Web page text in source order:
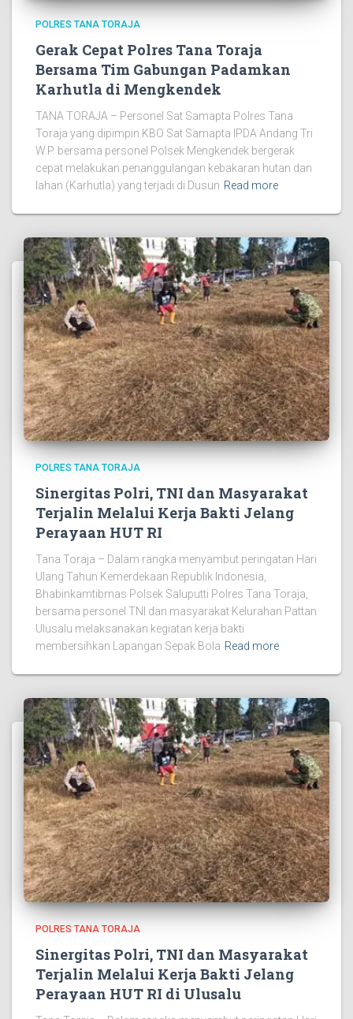
POLRES TANA TORAJA
Gerak Cepat Polres Tana Toraja
Bersama Tim Gabungan Padamkan
Karhutla di Mengkendek
TANA TORAJA – Personel Sat Samapta Polres Tana
Toraja yang dipimpin KBO Sat Samapta IPDA Andang Tri
W.P. bersama personel Polsek Mengkendek bergerak
cepat melakukan penanggulangan kebakaran hutan dan
lahan (Karhutla) yang terjadi di Dusun Read more
POLRES TANA TORAJA
Sinergitas Polri, TNI dan Masyarakat
Terjalin Melalui Kerja Bakti Jelang
Perayaan HUT RI
Tana Toraja – Dalam rangka menyambut peringatan Hari
Ulang Tahun Kemerdekaan Republik Indonesia,
Bhabinkamtibmas Polsek Saluputti Polres Tana Toraja,
bersama personel TNI dan masyarakat Kelurahan Pattan
Ulusalu melaksanakan kegiatan kerja bakti
membersihkan Lapangan Sepak Bola Read more
POLRES TANA TORAJA
Sinergitas Polri, TNI dan Masyarakat
Terjalin Melalui Kerja Bakti Jelang
Perayaan HUT RI di Ulusalu